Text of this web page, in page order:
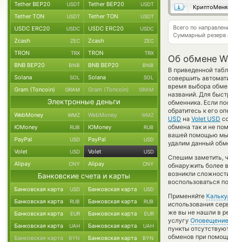
Всего по
Суммарный резерв
Об обмене
В приведенной
совершить
время выбора
названий. Для
обменника. Если
обратитесь к его
USD на Volet USD
обмена так и не
вашей помощью мы
удалим данный
Спешим заметить,
обнаружить более
возникли
воспользоваться
Применяйте
использования
же вы не нашли в
услугу Оповещение
пункты
обменов при
Tether BEP20 USDT Tether BEP20 USDT
Tether TON USDT Tether TON USDT
USDC ERC20 USDC USDC ERC20 USDC
Zcash ZEC Zcash ZEC
TRON TRX TRON TRX
BNB BEP20 BNB BNB BEP20 BNB
Solana SOL Solana SOL
Gram (Toncoin) GRAM Gram (Toncoin) GRAM
Электронные деньги
WebMoney WMZ WebMoney WMZ
ЮMoney RUB ЮMoney RUB
PayPal USD PayPal USD
Volet USD Volet USD
Alipay CNY Alipay CNY
Банковские счета и карты
Банковская карта USD Банковская карта USD
Банковская карта RUB Банковская карта RUB
Банковская карта EUR Банковская карта EUR
Банковская карта UAH Банковская карта UAH
Банковская карта BYN Банковская карта BYN